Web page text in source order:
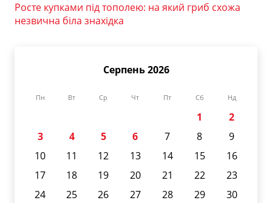
Росте купками під тополею: на який гриб схожа
незвична біла знахідка
Серпень 2026
Пн Вт Ср Чт Пт Сб Нд
1
2
3
4 5 6 7 8
9
10
11 12 13 14 15
16
17
18 19 20 21 22
23
24
25 26 27 28 29
30